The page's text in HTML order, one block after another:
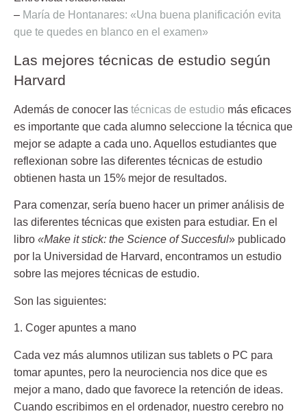
– María de Hontanares: «Una buena planificación evita
que te quedes en blanco en el examen»
Las mejores técnicas de estudio según
Harvard
Además de conocer las técnicas de estudio más eficaces
es importante que cada alumno seleccione la técnica que
mejor se adapte a cada uno. Aquellos estudiantes que
reflexionan sobre las diferentes técnicas de estudio
obtienen hasta un 15% mejor de resultados.
Para comenzar, sería bueno hacer un primer análisis de
las diferentes técnicas que existen para estudiar. En el
libro «Make it stick: the Science of Succesful» publicado
por la Universidad de Harvard, encontramos un estudio
sobre las mejores técnicas de estudio.
Son las siguientes:
1. Coger apuntes a mano
Cada vez más alumnos utilizan sus tablets o PC para
tomar apuntes, pero la neurociencia nos dice que es
mejor a mano, dado que favorece la retención de ideas.
Cuando escribimos en el ordenador, nuestro cerebro no